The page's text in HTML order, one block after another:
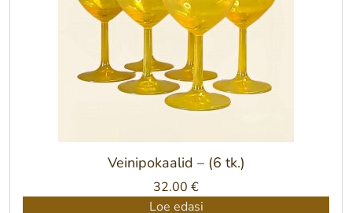
Veinipokaalid – (6 tk.)
32.00 €
Loe edasi